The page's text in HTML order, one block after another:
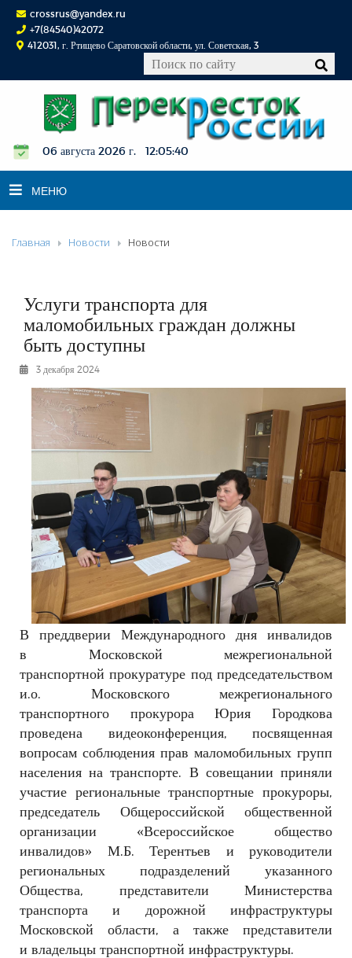
crossrus@yandex.ru
+7(84540)42072
412031, г. Ртищево Саратовской области, ул. Советская, 3
06 августа 2026 г. 12:05:40
МЕНЮ
НОВОСТИ
К СВЕДЕНИЮ
КОНКУРСЫ
ФОТОРЕПОРТАЖИ
РЕКЛАМОДАТЕЛЯМ
ОБЪЯВЛЕНИЯ
КОНТАКТЫ
Главная Новости Новости
Услуги транспорта для
маломобильных граждан должны
быть доступны
3 декабря 2024
В преддверии Международного дня инвалидов
в Московской межрегиональной
транспортнойпрокуратуре под председательством
и.о. Московского межрегионального
транспортного прокурора Юрия Городкова
проведена видеоконференция, посвященная
вопросам соблюдения прав маломобильных групп
населения на транспорте. В совещании приняли
участие региональные транспортные прокуроры,
председатель Общероссийской общественной
организации «Всероссийское общество
инвалидов» М.Б. Терентьев и руководители
региональных подразделений указанного
Общества, представители Министерства
транспорта и дорожной инфраструктуры
Московской области, а также представители
и владельцы транспортной инфраструктуры.